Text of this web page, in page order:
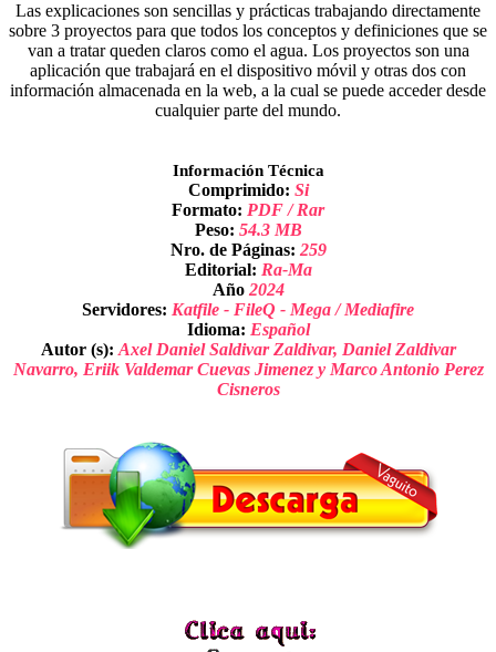
Las explicaciones son sencillas y prácticas trabajando directamente
sobre 3 proyectos para que todos los conceptos y definiciones que se
van a tratar queden claros como el agua. Los proyectos son una
aplicación que trabajará en el dispositivo móvil y otras dos con
información almacenada en la web, a la cual se puede acceder desde
cualquier parte del mundo.
Información Técnica
Comprimido: Si
Formato: PDF / Rar
Peso: 54.3 MB
Nro. de Páginas: 259
Editorial: Ra-Ma
Año 2024
Servidores: Katfile - FileQ - Mega / Mediafire
Idioma: Español
Autor (s): Axel Daniel Saldivar Zaldivar, Daniel Zaldivar
Navarro, Eriik Valdemar Cuevas Jimenez y Marco Antonio Perez
Cisneros